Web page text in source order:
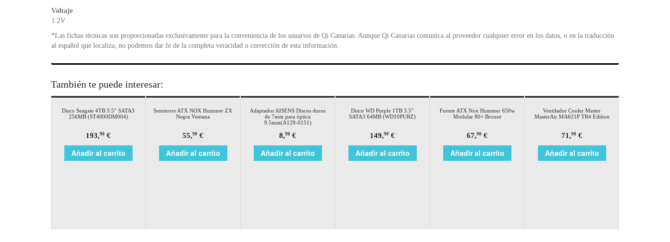
Voltaje
1.2V
*Las fichas técnicas son proporcionadas exclusivamente para la conveniencia de los usuarios de Qi Canarias. Aunque Qi Canarias comunica al proveedor cualquier error en los datos, o en la traducción
al español que localiza, no podemos dar fe de la completa veracidad o corrección de esta información.
También te puede interesar:
Disco Seagate 4TB 3.5″ SATA3
256MB (ST4000DM004)
193,90 €
Añadir al carrito
Semitorre ATX NOX Hummer ZX
Negra Ventana
55,90 €
Añadir al carrito
Adaptador AISENS Discos duros
de 7mm para óptica
9.5mm(A129-0151)
8,90 €
Añadir al carrito
Disco WD Purple 1TB 3.5″
SATA3 64MB (WD10PURZ)
149,90 €
Añadir al carrito
Fuente ATX Nox Hummer 650w
Modular 80+ Bronze
67,90 €
Añadir al carrito
Ventilador Cooler Master
MasterAir MA621P TR4 Edition
71,90 €
Añadir al carrito